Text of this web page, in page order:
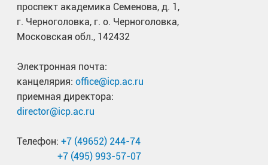
Отдел пожарной
безопасности
Автохозяйство
проспект академика Семенова, д. 1,
г. Черноголовка, г. о. Черноголовка,
Московская обл., 142432
Электронная почта:
канцелярия: office@icp.ac.ru
приемная директора:
director@icp.ac.ru
Телефон: +7 (49652) 244-74
+7 (495) 993-57-07